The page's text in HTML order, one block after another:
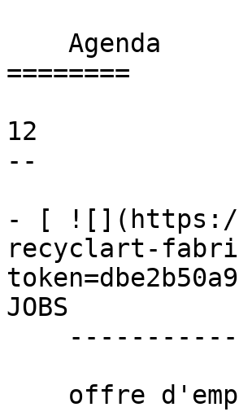
========
12
--
- [ ![](https://
recyclart-
JOBS